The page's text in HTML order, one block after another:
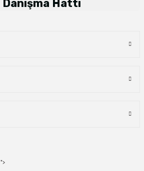
Danışma Hattı
">